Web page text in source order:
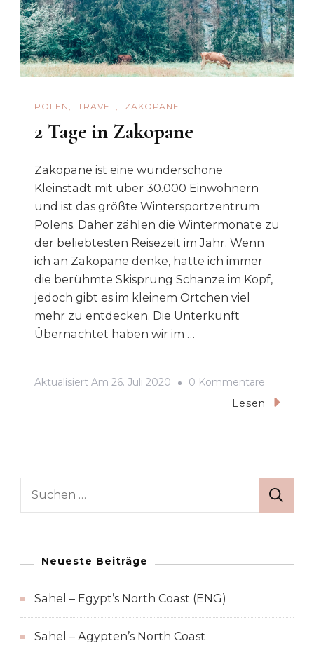
POLEN TRAVEL ZAKOPANE
2 Tage in Zakopane
Zakopane ist eine wunderschöne
Kleinstadt mit über 30.000 Einwohnern
und ist das größte Wintersportzentrum
Polens. Daher zählen die Wintermonate zu
der beliebtesten Reisezeit im Jahr. Wenn
ich an Zakopane denke, hatte ich immer
die berühmte Skisprung Schanze im Kopf,
jedoch gibt es im kleinem Örtchen viel
mehr zu entdecken. Die Unterkunft
Übernachtet haben wir im …
Aktualisiert Am 26. Juli 2020 0 Kommentare
Lesen
Suchen
Neueste Beiträge
Sahel – Egypt’s North Coast (ENG)
Sahel – Ägypten’s North Coast